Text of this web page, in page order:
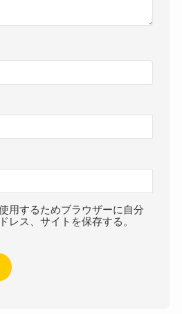
用するためブラウザーに自分
レス、サイトを保存する。